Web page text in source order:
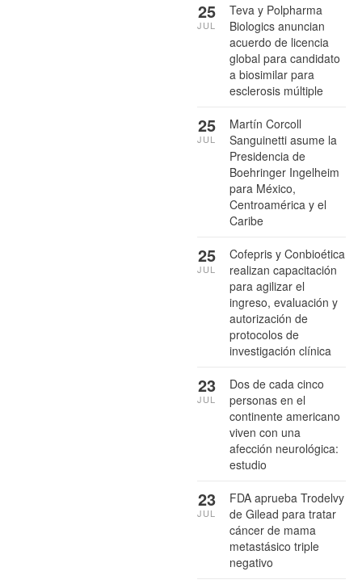
Teva y Polpharma
Biologics anuncian
acuerdo de licencia
global para candidato
a biosimilar para
esclerosis múltiple
25
JUL
Martín Corcoll
Sanguinetti asume la
Presidencia de
Boehringer Ingelheim
para México,
Centroamérica y el
Caribe
25
JUL
Cofepris y Conbioética
realizan capacitación
para agilizar el
ingreso, evaluación y
autorización de
protocolos de
investigación clínica
25
JUL
Dos de cada cinco
personas en el
continente americano
viven con una
afección neurológica:
estudio
23
JUL
FDA aprueba Trodelvy
de Gilead para tratar
cáncer de mama
metastásico triple
negativo
23
JUL